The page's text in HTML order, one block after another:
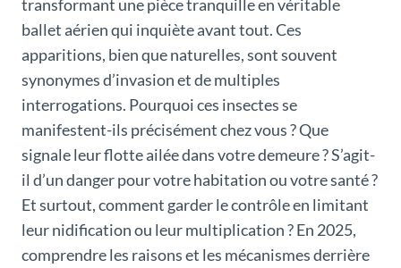
transformant une pièce tranquille en véritable
ballet aérien qui inquiète avant tout. Ces
apparitions, bien que naturelles, sont souvent
synonymes d’invasion et de multiples
interrogations. Pourquoi ces insectes se
manifestent-ils précisément chez vous ? Que
signale leur flotte ailée dans votre demeure ? S’agit-
il d’un danger pour votre habitation ou votre santé ?
Et surtout, comment garder le contrôle en limitant
leur nidification ou leur multiplication ? En 2025,
comprendre les raisons et les mécanismes derrière